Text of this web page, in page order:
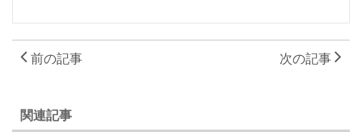
前の記事 次の記事
関連記事